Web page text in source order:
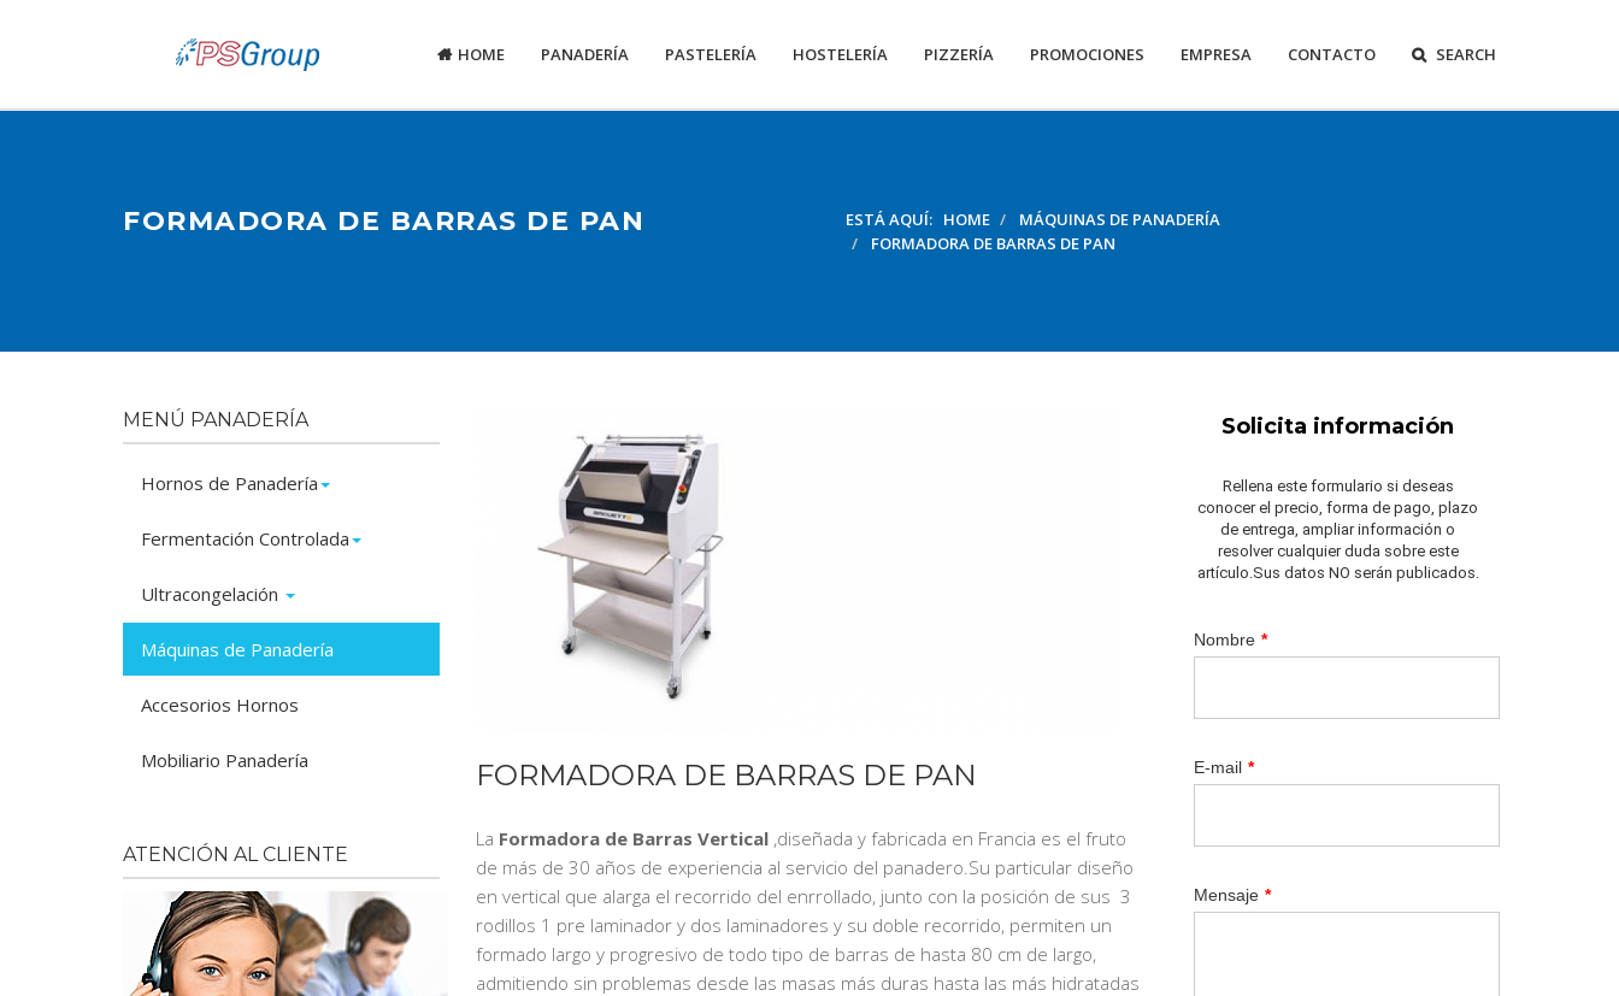
HOME PANADERÍA PASTELERÍA HOSTELERÍA PIZZERÍA PROMOCIONES EMPRESA CONTACTO SEARCH
FORMADORA DE BARRAS DE PAN ESTÁ AQUÍ: HOME
MÁQUINAS DE PANADERÍA
FORMADORA DE BARRAS DE PAN
FORMADORA DE BARRAS DE PAN
La Formadora de Barras Vertical ,diseñada y fabricada en Francia es el fruto
de más de 30 años de experiencia al servicio del panadero.Su particular diseño
en vertical que alarga el recorrido del enrrollado, junto con la posición de sus 3
rodillos 1 pre laminador y dos laminadores y su doble recorrido, permiten un
formado largo y progresivo de todo tipo de barras de hasta 80 cm de largo,
admitiendo sin problemas desde las masas más duras hasta las más hidratadas
MENÚ PANADERÍA
Hornos de Panadería
Fermentación Controlada
Ultracongelación
Máquinas de Panadería
Accesorios Hornos
Mobiliario Panadería
ATENCIÓN AL CLIENTE
Solicita información
Rellena este formulario si deseas
conocer el precio, forma de pago, plazo
de entrega, ampliar información o
resolver cualquier duda sobre este
artículo.Sus datos NO serán publicados.
Nombre *
E-mail *
Mensaje *